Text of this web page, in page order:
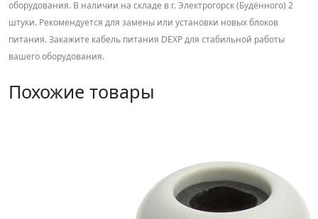
оборудования. В наличии на складе в г. Электрогорск (Будённого) 2
штуки. Рекомендуется для замены или установки новых блоков
питания. Закажите кабель питания DEXP для стабильной работы
вашего оборудования.
Похожие товары